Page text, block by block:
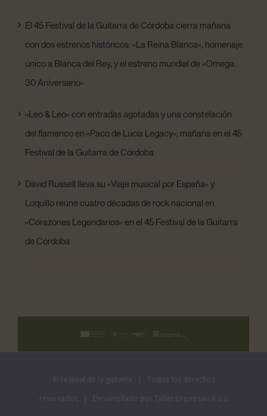
El 45 Festival de la Guitarra de Córdoba cierra mañana
con dos estrenos históricos: «La Reina Blanca», homenaje
único a Blanca del Rey, y el estreno mundial de «Omega.
30 Aniversario»
«Leo & Leo» con entradas agotadas y una constelación
del flamenco en «Paco de Lucía Legacy», mañana en el 45
Festival de la Guitarra de Córdoba
David Russell lleva su «Viaje musical por España» y
Loquillo reúne cuatro décadas de rock nacional en
«Corazones Legendarios» en el 45 Festival de la Guitarra
de Córdoba
© Festival de la guitarra
| Todos los derechos
reservados | Desarrollado por Taller Empresarial 2.0